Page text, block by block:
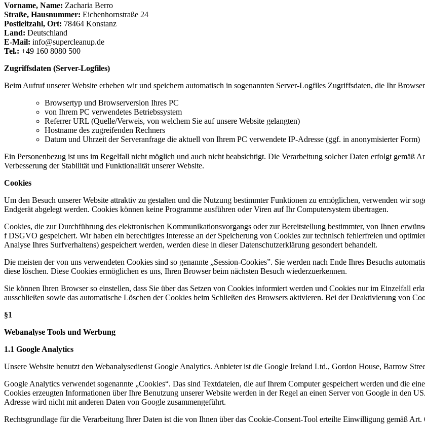
Vorname, Name: Zacharia Berro
Straße, Hausnummer: Eichenhornstraße 24
Postleitzahl, Ort: 78464 Konstanz
Land: Deutschland
E-Mail: info@supercleanup.de
Tel.: +49 160 8080 500
Zugriffsdaten (Server-Logfiles)
Beim Aufruf unserer Website erheben wir und speichern automatisch in sogenannten Server-Logfiles Zugriffsdaten, die Ihr
Browsertyp und Browserversion Ihres PC
von Ihrem PC verwendetes Betriebssystem
Referrer URL (Quelle/Verweis, von welchem Sie auf unsere Website gelangten)
Hostname des zugreifenden Rechners
Datum und Uhrzeit der Serveranfrage die aktuell von Ihrem PC verwendete IP-Adresse (ggf. in anonymisierter Form)
Ein Personenbezug ist uns im Regelfall nicht möglich und auch nicht beabsichtigt. Die Verarbeitung solcher Daten erfolgt gemäß
Verbesserung der Stabilität und Funktionalität unserer Website.
Cookies
Um den Besuch unserer Website attraktiv zu gestalten und die Nutzung bestimmter Funktionen zu ermöglichen, verwenden wir
Endgerät abgelegt werden. Cookies können keine Programme ausführen oder Viren auf Ihr Computersystem übertragen.
Cookies, die zur Durchführung des elektronischen Kommunikationsvorgangs oder zur Bereitstellung bestimmter, von Ihnen
f DSGVO gespeichert. Wir haben ein berechtigtes Interesse an der Speicherung von Cookies zur technisch fehlerfreien und
Analyse Ihres Surfverhaltens) gespeichert werden, werden diese in dieser Datenschutzerklärung gesondert behandelt.
Die meisten der von uns verwendeten Cookies sind so genannte „Session-Cookies”. Sie werden nach Ende Ihres Besuchs
diese löschen. Diese Cookies ermöglichen es uns, Ihren Browser beim nächsten Besuch wiederzuerkennen.
Sie können Ihren Browser so einstellen, dass Sie über das Setzen von Cookies informiert werden und Cookies nur im Einzelfall
ausschließen sowie das automatische Löschen der Cookies beim Schließen des Browsers aktivieren. Bei der Deaktivierung von
§1
Webanalyse Tools und Werbung
1.1 Google Analytics
Unsere Website benutzt den Webanalysedienst Google Analytics. Anbieter ist die Google Ireland Ltd., Gordon House, Barrow
Google Analytics verwendet sogenannte „Cookies“. Das sind Textdateien, die auf Ihrem Computer gespeichert werden und die
Cookies erzeugten Informationen über Ihre Benutzung unserer Website werden in der Regel an einen Server von Google in den
Adresse wird nicht mit anderen Daten von Google zusammengeführt.
Rechtsgrundlage für die Verarbeitung Ihrer Daten ist die von Ihnen über das Cookie-Consent-Tool erteilte Einwilligung gemäß